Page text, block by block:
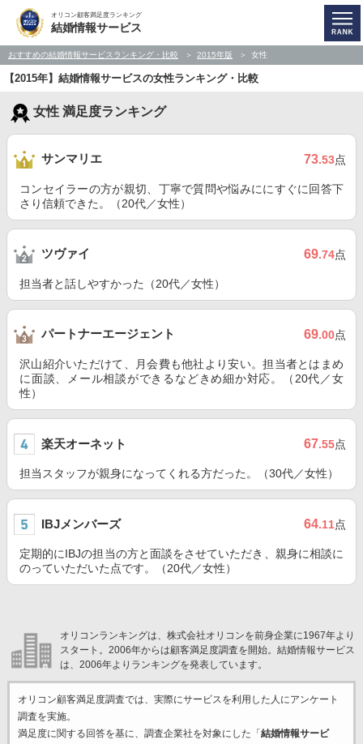
オリコン顧客満足度ランキング
結婚情報サービス
おすすめの結婚情報サービスランキング・比較 2015年版 女性
【2015年】結婚情報サービスの女性ランキング・比較
女性 満足度ランキング
サンマリエ 73.53点
コンセイラーの方が親切、丁寧で質問や悩みににすぐに回答下
さり信頼できた。（20代／女性）
ツヴァイ 69.74点
担当者と話しやすかった（20代／女性）
パートナーエージェント 69.00点
沢山紹介いただけて、月会費も他社より安い。担当者とはまめ
に面談、メール相談ができるなどきめ細か対応。（20代／女
性）
楽天オーネット 67.55点
担当スタッフが親身になってくれる方だった。（30代／女性）
IBJメンバーズ 64.11点
定期的にIBJの担当の方と面談をさせていただき、親身に相談に
のっていただいた点です。（20代／女性）
オリコンランキングは、株式会社オリコンを前身企業に1967年より
スタート。2006年からは顧客満足度調査を開始。結婚情報サービス
は、2006年よりランキングを発表しています。
オリコン顧客満足度調査では、実際にサービスを利用した 人にアンケート
調査を実施。
満足度に関する回答を基に、調査企業社を対象にした「 結婚情報サービ